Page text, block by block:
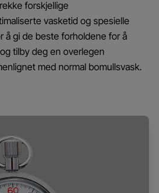
forskjellige
vasketid og spesielle
å gi de beste forholdene for å
tilby deg en overlegen
med normal bomullsvask.